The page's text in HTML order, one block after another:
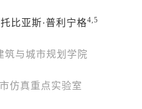
比亚斯·普利宁格4,5
筑与城市规划学院
仿真重点实验室